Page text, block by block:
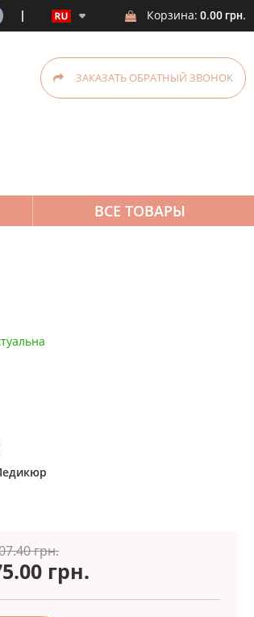
Корзина: 0.00 грн.
ЗАКАЗАТЬ ОБРАТНЫЙ ЗВОНОК
ВСЕ ТОВАРЫ
грн.
грн.